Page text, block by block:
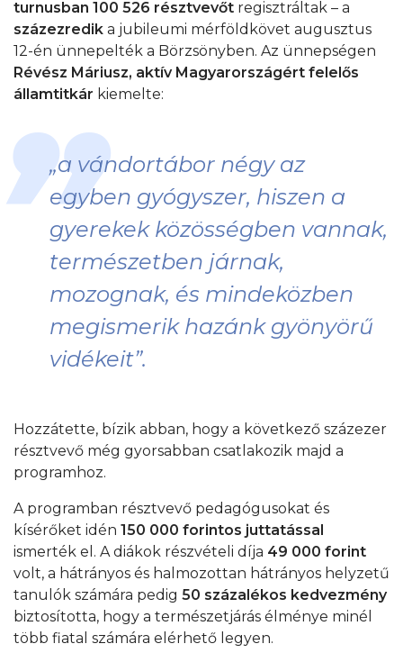
turnusban 100 526 résztvevőt regisztráltak – a
százezredik a jubileumi mérföldkövet augusztus
12-én ünnepelték a Börzsönyben. Az ünnepségen
Révész Máriusz, aktív Magyarországért felelős
államtitkár kiemelte:
„a vándortábor négy az
egyben gyógyszer, hiszen a
gyerekek közösségben vannak,
természetben járnak,
mozognak, és mindeközben
megismerik hazánk gyönyörű
vidékeit”.
Hozzátette, bízik abban, hogy a következő százezer
résztvevő még gyorsabban csatlakozik majd a
programhoz.
A programban résztvevő pedagógusokat és
kísérőket idén 150 000 forintos juttatással
ismerték el. A diákok részvételi díja 49 000 forint
volt, a hátrányos és halmozottan hátrányos helyzetű
tanulók számára pedig 50 százalékos kedvezmény
biztosította, hogy a természetjárás élménye minél
több fiatal számára elérhető legyen.